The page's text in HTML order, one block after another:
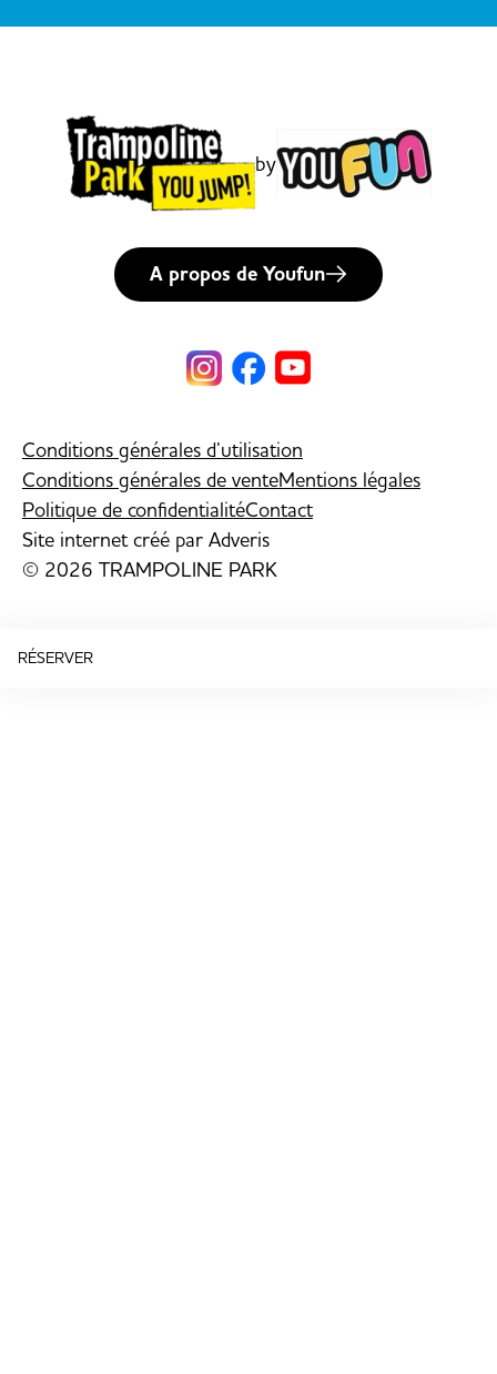
by
A propos de Youfun
Conditions générales d’utilisation
Conditions générales de venteMentions légales
Politique de confidentialitéContact
Site internet créé par Adveris
© 2026 TRAMPOLINE PARK
RÉSERVER